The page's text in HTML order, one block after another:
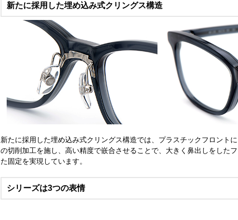
新たに採用した埋め込み式クリングス構造
新たに採用した埋め込み式クリングス構造では、プラスチックフロント
の切削加工を施し、高い精度で嵌合させることで、大きく鼻出しをした
た固定を実現しています。
シリーズは3つの表情